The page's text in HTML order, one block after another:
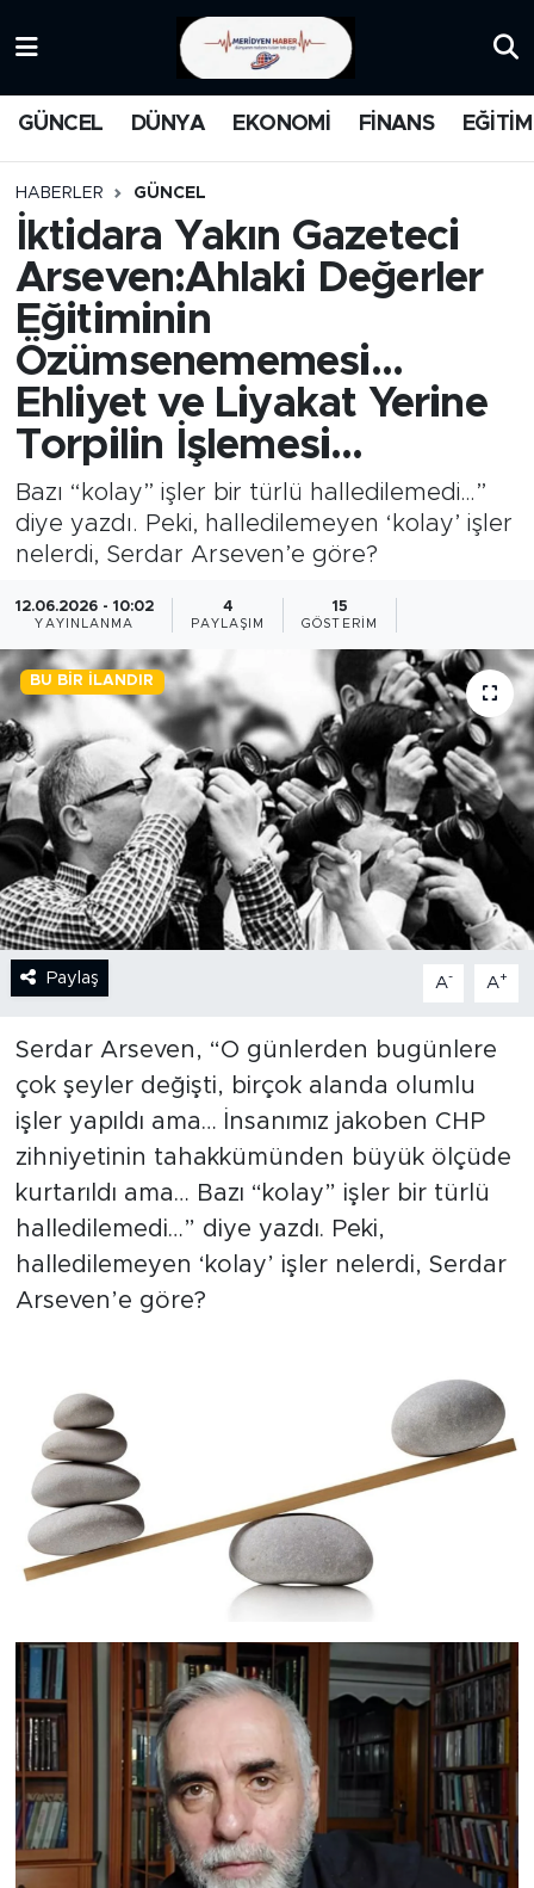
GÜNCEL DÜNYA EKONOMİ FİNANS EĞİTİM
HABERLER GÜNCEL
İktidara Yakın Gazeteci
Arseven:Ahlaki Değerler
Eğitiminin
Özümsenememesi…
Ehliyet ve Liyakat Yerine
Torpilin İşlemesi…
Bazı “kolay” işler bir türlü halledilemedi…”
diye yazdı. Peki, halledilemeyen ‘kolay’ işler
nelerdi, Serdar Arseven’e göre?
12.06.2026 - 10:02
YAYINLANMA
4
PAYLAŞIM
15
GÖSTERIM
BU BIR İLANDIR
Paylaş A- A+
Serdar Arseven, “O günlerden bugünlere
çok şeyler değişti, birçok alanda olumlu
işler yapıldı ama… İnsanımız jakoben CHP
zihniyetinin tahakkümünden büyük ölçüde
kurtarıldı ama… Bazı “kolay” işler bir türlü
halledilemedi…” diye yazdı. Peki,
halledilemeyen ‘kolay’ işler nelerdi, Serdar
Arseven’e göre?
MEDYA
FİNANS
DÜNYA
GÜNCEL
KARİKATÜR
RÖPÖRTAJ
ANALİZ
NOSTALJİ
KULİS
YAZARLAR
DİNİ
POLİTİKA
EKONOMİ
SPOR
KÜLTÜR SANAT
TARİHTEN GÜNÜMÜZE
KADIN
SAĞLIK
SİYASET
FOTO GALERİ
VİDEOLAR
ALINTI YAZARLAR
SOSYAL MEDYA
Trafik Durumu
Süper Lig Puan Durumu ve Fikstür
Tüm Manşetler
Son Dakika Haberleri
Haber Arşivi